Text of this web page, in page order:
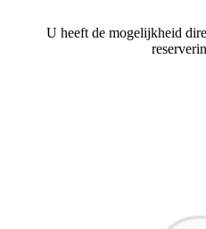
U heeft de mogelijkheid